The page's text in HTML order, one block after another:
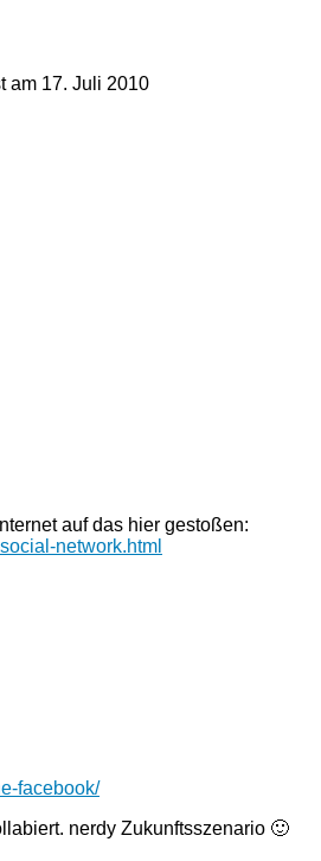
am 17. Juli 2010
auf das hier gestoßen:
network.html
facebook/
nerdy Zukunftsszenario 🙂